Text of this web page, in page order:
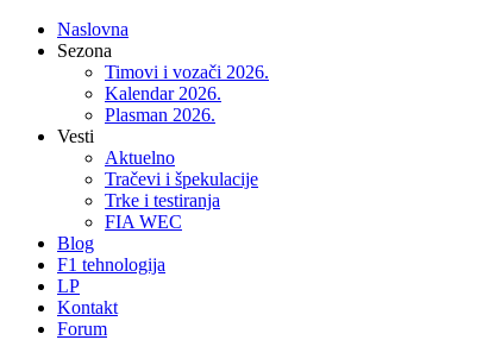
Naslovna
Sezona
Timovi i vozači 2026.
Kalendar 2026.
Plasman 2026.
Vesti
Aktuelno
Tračevi i špekulacije
Trke i testiranja
FIA WEC
Blog
F1 tehnologija
LP
Kontakt
Forum